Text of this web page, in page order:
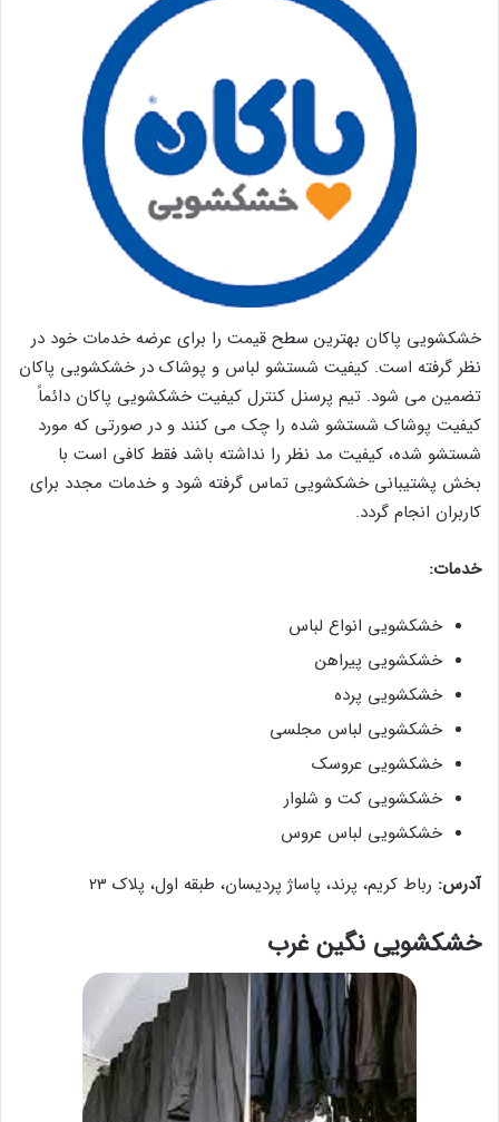
خشکشویی پاکان بهترین سطح قیمت را برای عرضه خدمات خود در
نظر گرفته است. کیفیت شستشو لباس و پوشاک در خشکشویی پاکان
تضمین می شود. تیم پرسنل کنترل کیفیت خشکشویی پاکان دائماً
کیفیت پوشاک شستشو شده را چک می کنند و در صورتی که مورد
شستشو شده، کیفیت مد نظر را نداشته باشد فقط کافی است با
بخش پشتیبانی خشکشویی تماس گرفته شود و خدمات مجدد برای
کاربران انجام گردد.
خدمات:
خشکشویی انواع لباس
خشکشویی پیراهن
خشکشویی پرده
خشکشویی لباس مجلسی
خشکشویی عروسک
خشکشویی کت و شلوار
خشکشویی لباس عروس
آدرس: رباط کریم، پرند، پاساژ پردیسان، طبقه اول، پلاک 23
خشکشویی نگین غرب